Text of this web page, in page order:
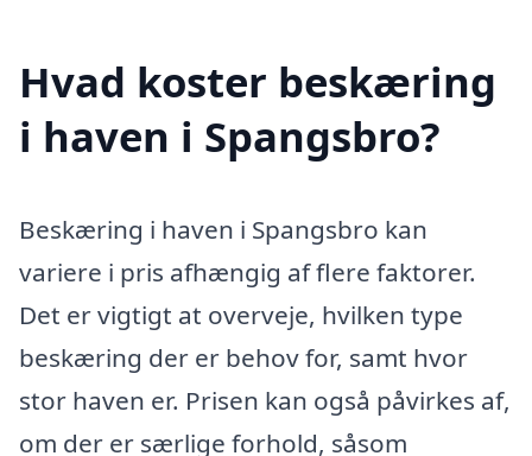
Hvad koster beskæring
i haven i Spangsbro?
Beskæring i haven i Spangsbro kan
variere i pris afhængig af flere faktorer.
Det er vigtigt at overveje, hvilken type
beskæring der er behov for, samt hvor
stor haven er. Prisen kan også påvirkes af,
om der er særlige forhold, såsom